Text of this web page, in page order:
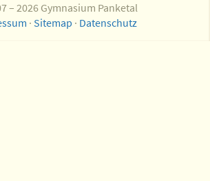
– 2026 Gymnasium Panketal
· Sitemap · Datenschutz